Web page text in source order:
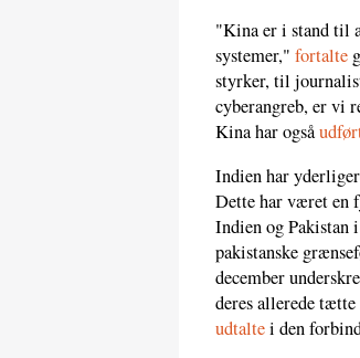
"Kina er i stand til
systemer," fortalte
styrker, til
cyberangreb, er vi
Kina har også
Indien har
Dette har været en
Indien og Pakistan
pakistanske
december
deres allerede
udtaltei den